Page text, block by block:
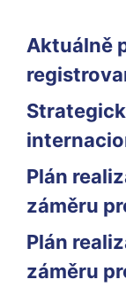
Aktuálně
Plán
záměru
Plán
záměru